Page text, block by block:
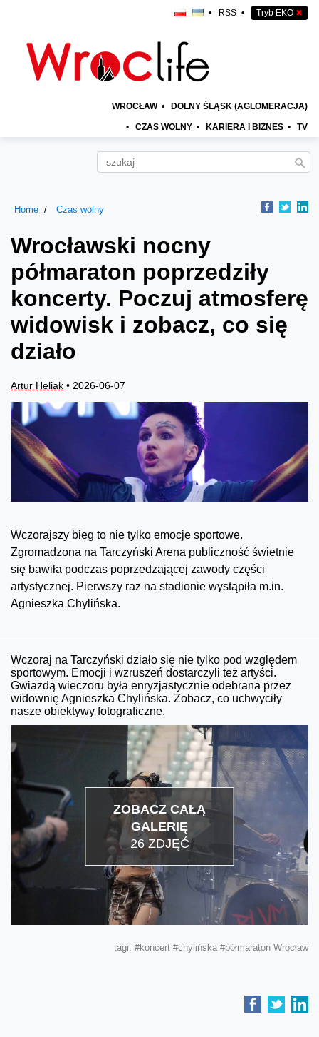
• RSS • Tryb EKO ✖
WROCŁAW • DOLNY ŚLĄSK (AGLOMERACJA)
• CZAS WOLNY • KARIERA I BIZNES • TV
Home Czas wolny
Wrocławski nocny
półmaraton poprzedziły
koncerty. Poczuj atmosferę
widowisk i zobacz, co się
działo
Artur Heliak • 2026-06-07
Wczorajszy bieg to nie tylko emocje sportowe.
Zgromadzona na Tarczyński Arena publiczność świetnie
się bawiła podczas poprzedzającej zawody części
artystycznej. Pierwszy raz na stadionie wystąpiła m.in.
Agnieszka Chylińska.
Wczoraj na Tarczyński działo się nie tylko pod względem
sportowym. Emocji i wzruszeń dostarczyli też artyści.
Gwiazdą wieczoru była enryzjastycznie odebrana przez
widownię Agnieszka Chylińska. Zobacz, co uchwyciły
nasze obiektywy fotograficzne.
ZOBACZ CAŁĄ
GALERIĘ
26 ZDJĘĆ
tagi: #koncert #chylińska #półmaraton Wrocław